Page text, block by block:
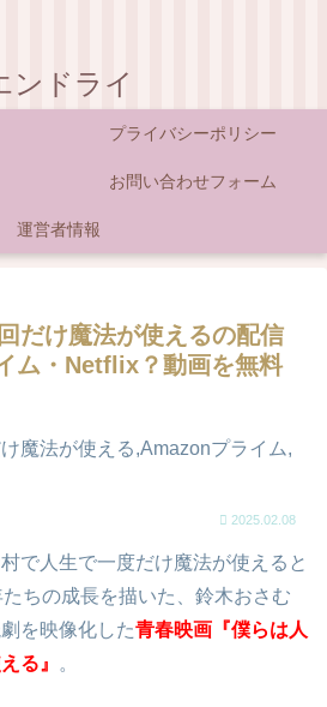
ンドライ
プライバシーポリシー
お問い合わせフォーム
運営者情報
だけ魔法が使えるの配信
ム・Netflix？動画を無料
2025.02.08
で人生で一度だけ魔法が使えると
ちの成長を描いた、鈴木おさむ
を映像化した青春映画『僕らは人
る』
。